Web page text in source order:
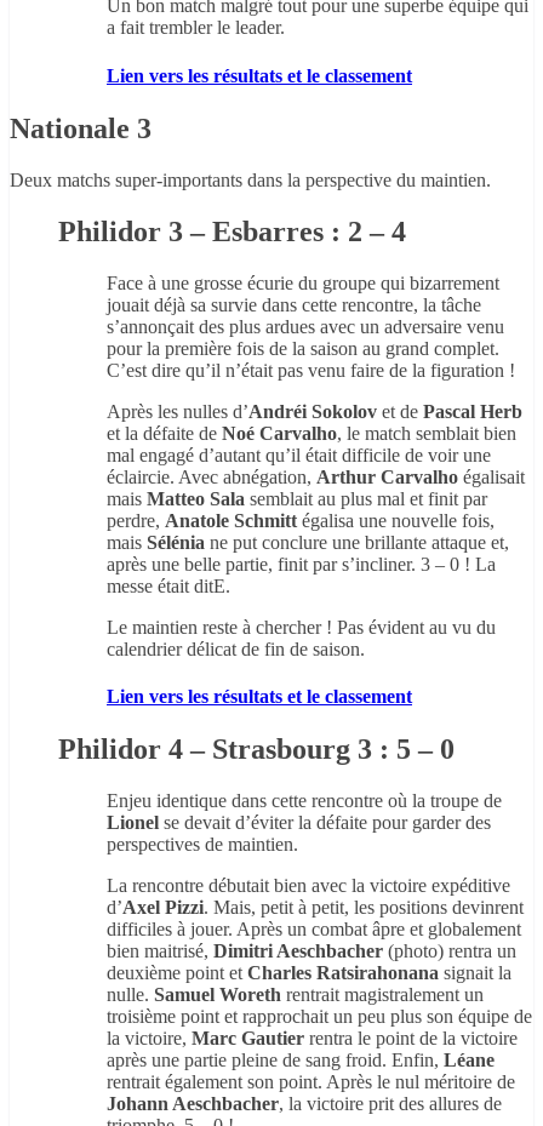
Un bon match malgré tout pour une superbe équipe qui
a fait trembler le leader.
Lien vers les résultats et le classement
Nationale 3
Deux matchs super-importants dans la perspective du maintien.
Philidor 3 – Esbarres : 2 – 4
Face à une grosse écurie du groupe qui bizarrement
jouait déjà sa survie dans cette rencontre, la tâche
s’annonçait des plus ardues avec un adversaire venu
pour la première fois de la saison au grand complet.
C’est dire qu’il n’était pas venu faire de la figuration !
Après les nulles d’Andréi Sokolov et de Pascal Herb
et la défaite de Noé Carvalho, le match semblait bien
mal engagé d’autant qu’il était difficile de voir une
éclaircie. Avec abnégation, Arthur Carvalho égalisait
mais Matteo Sala semblait au plus mal et finit par
perdre, Anatole Schmitt égalisa une nouvelle fois,
mais Sélénia ne put conclure une brillante attaque et,
après une belle partie, finit par s’incliner. 3 – 0 ! La
messe était ditE.
Le maintien reste à chercher ! Pas évident au vu du
calendrier délicat de fin de saison.
Lien vers les résultats et le classement
Philidor 4 – Strasbourg 3 : 5 – 0
Enjeu identique dans cette rencontre où la troupe de
Lionel se devait d’éviter la défaite pour garder des
perspectives de maintien.
La rencontre débutait bien avec la victoire expéditive
d’Axel Pizzi. Mais, petit à petit, les positions devinrent
difficiles à jouer. Après un combat âpre et globalement
bien maitrisé, Dimitri Aeschbacher (photo) rentra un
deuxième point et Charles Ratsirahonana signait la
nulle. Samuel Woreth rentrait magistralement un
troisième point et rapprochait un peu plus son équipe de
la victoire, Marc Gautier rentra le point de la victoire
après une partie pleine de sang froid. Enfin, Léane
rentrait également son point. Après le nul méritoire de
Johann Aeschbacher, la victoire prit des allures de